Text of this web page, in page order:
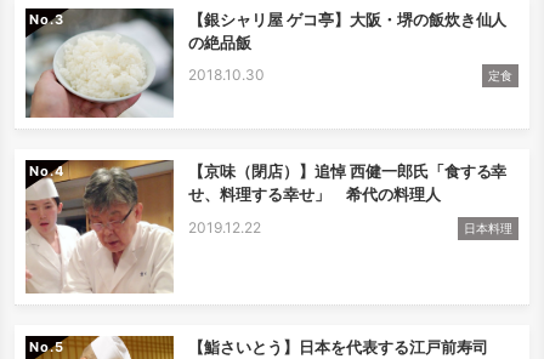
No.
【銀シャリ屋 ゲコ亭】大阪・堺の飯炊き仙人
の絶品飯
2018.10.30 定食
No.
【京味（閉店）】追悼 西健一郎氏「食する幸
せ、料理する幸せ」 希代の料理人
2019.12.22 日本料理
No.
【鮨さいとう】日本を代表する江戸前寿司